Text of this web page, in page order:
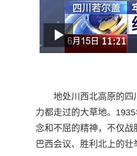
地处川西北高原的
力都走过的大草地。
念和不屈的精神，不仅
巴西会议、胜利北上的壮